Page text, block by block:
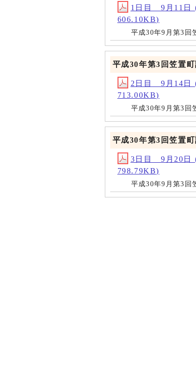
1日目 9月11日
606.10KB)
平成30年9月第3回
平成30年第3回笠置
2日目 9月14日
713.00KB)
平成30年9月第3回
平成30年第3回笠置
3日目 9月20日
798.79KB)
平成30年9月第3回